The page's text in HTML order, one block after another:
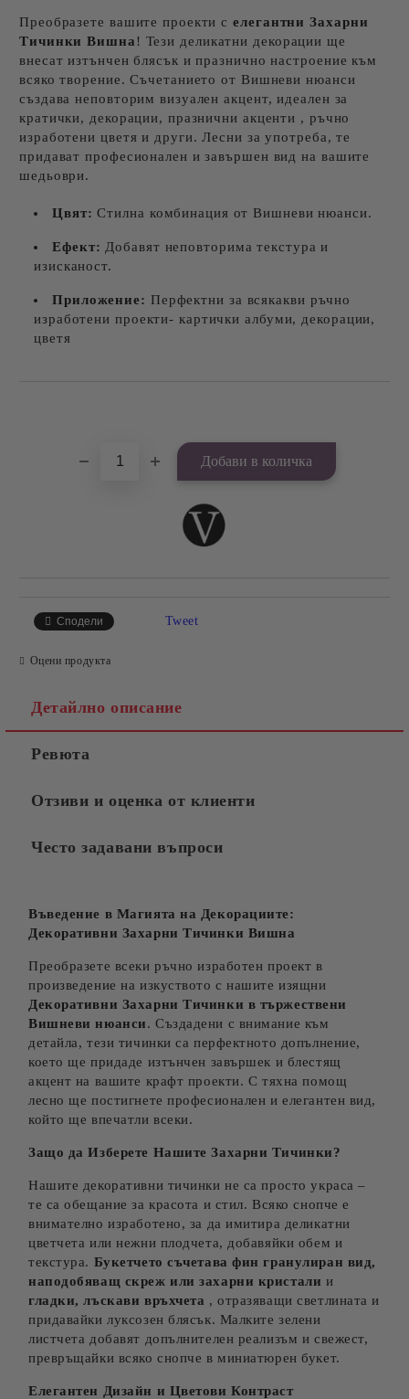
Преобразете вашите проекти селегантни Захарни
Тичинки Вишна! Тези деликатни декорации ще
внесат изтънчен блясък и празнично настроение към
всяко творение. Съчетанието от Вишневи нюанси
създава неповторим визуален акцент, идеален за
кратички, декорации, празнични акценти , ръчно
изработени цветя и други. Лесни за употреба, те
придават професионален и завършен вид на вашите
шедьоври.
Цвят: Стилна комбинация от Вишневи нюанси.
Ефект: Добавят неповторима текстура и
изисканост.
Приложение: Перфектни за всякакви ръчно
изработени проекти- картички албуми, декорации,
цветя
Сподели Tweet
Оцени продукта
Детайлно описание
Ревюта
Отзиви и оценка от клиенти
Често задавани въпроси
Въведение в Магията на Декорациите:
Декоративни ЗахарниТичинки Вишна
Преобразете всеки ръчно изработен проект в
произведение на изкуството с нашите изящни
Декоративни Захарни Тичинки в тържествени
Вишневинюанси. Създадени с внимание към
детайла, тези тичинки са перфектното допълнение,
което ще придаде изтънчен завършек и блестящ
акцент на вашите крафт проекти. С тяхна помощ
лесно ще постигнете професионален и елегантен вид,
който ще впечатли всеки.
Защо да Изберете Нашите Захарни Тичинки?
Нашите декоративни тичинки не са просто украса –
те са обещание за красота и стил. Всяко снопче е
внимателно изработено, за да имитира деликатни
цветчета или нежни плодчета, добавяйки обем и
текстура. Букетчето съчетава фин гранулиран вид,
наподобяващ скреж или захарни кристали и
гладки, лъскави връхчета , отразяващи светлината и
придавайки луксозен блясък. Малките зелени
листчета добавят допълнителен реализъм и свежест,
превръщайки всяко снопче в миниатюрен букет.
Елегантен Дизайн и Цветови Контраст